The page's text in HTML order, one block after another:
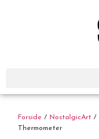
Forside / NostalgicArt /
Thermometer